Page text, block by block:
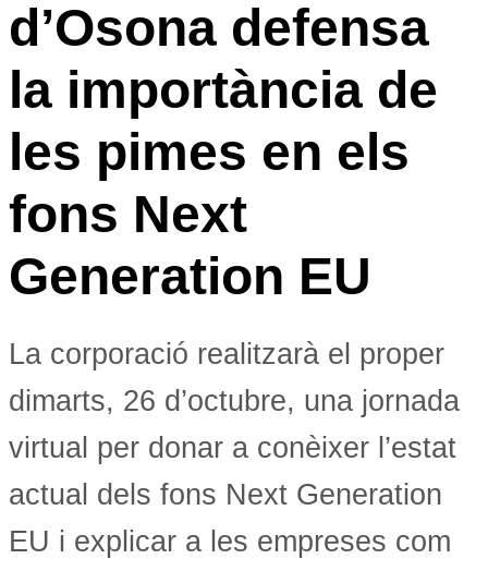
d’Osona defensa
la importància de
les pimes en els
fons Next
Generation EU
La corporació realitzarà el proper
dimarts, 26 d’octubre, una jornada
virtual per donar a conèixer l’estat
actual dels fons Next Generation
EU i explicar a les empreses com